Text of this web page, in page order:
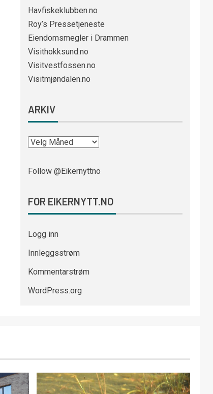
Havfiskeklubben.no
Roy’s Pressetjeneste
Eiendomsmegler i Drammen
Visithokksund.no
Visitvestfossen.no
Visitmjøndalen.no
ARKIV
Follow @Eikernyttno
FOR EIKERNYTT.NO
Logg inn
Innleggsstrøm
Kommentarstrøm
WordPress.org